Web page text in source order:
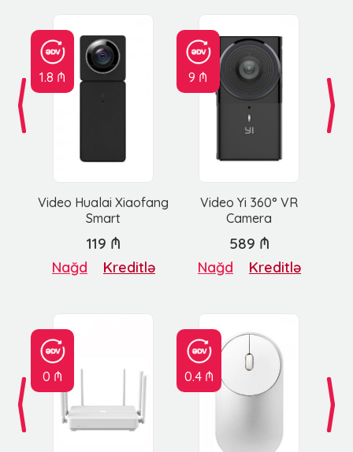
1.8 ₼
Video Hualai Xiaofang
Smart
9 ₼
Video Yi 360° VR
Camera
119 ₼
Nağd Kreditlə
589 ₼
Nağd Kreditlə
0 ₼ 0.4 ₼